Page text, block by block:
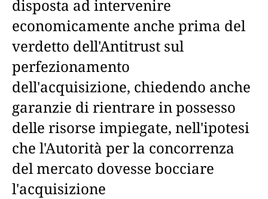
disposta ad intervenire
economicamente anche prima del
verdetto dell'Antitrust sul
perfezionamento
dell'acquisizione, chiedendo anche
garanzie di rientrare in possesso
delle risorse impiegate, nell'ipotesi
che l'Autorità per la concorrenza
del mercato dovesse bocciare
l'acquisizione